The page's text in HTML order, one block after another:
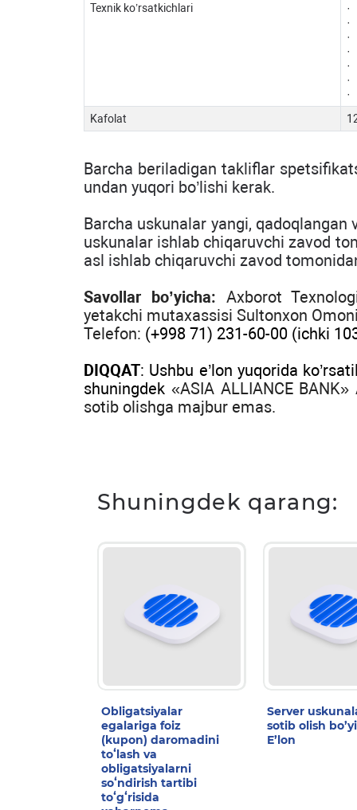
Texnik ko’rsatkichlari
·
·
·
·
·
·
·
Kafolat
Barcha beriladigan takliflar
undan yuqori bo’ lishi kerak.
Barcha uskunalar yangi,
uskunalar ishlab chiqaruvchi zavod
asl ishlab chiqaruvchi zavod
Savollar bo’yicha: Axborot
yetakchi mutaxassisi Sultonxon
Telefon: (+998 71) 231-60-00 (ichki
DIQQAT: Ushbu e’lon yuqorida
shuningdek «ASIA ALLIANCE BANK»
sotib olishga majbur emas.
Shuningdek qarang:
Obligatsiyalar
egalariga foiz
(kupon) daromadini
toʻlash va
obligatsiyalarni
soʻndirish tartibi
toʻgʻrisida
Server
sotib olish
E’lon